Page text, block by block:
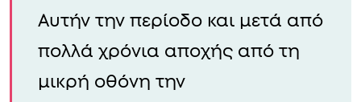
Αυτήν την περίοδο και μετά από
πολλά χρόνια αποχής από τη
μικρή οθόνη την